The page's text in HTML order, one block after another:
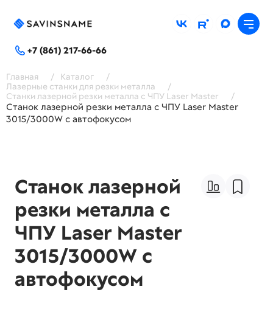
+7 (861) 217-66-66
Главная / Каталог
/
Лазерные станки для резки металла
/
Станки лазерной резки металла с ЧПУ Laser Master
/
Станок лазерной резки металла с ЧПУ Laser Master
3015/3000W с автофокусом
Станок лазерной
резки металла с
ЧПУ Laser Master
3015/3000W с
автофокусом